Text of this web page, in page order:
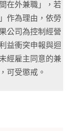
在外兼職」，若
作為理由，依勞
公司為控制經營
益衝突申報與迴
經雇主同意的兼
可受懲戒。